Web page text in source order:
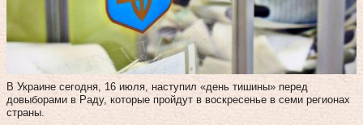
В Украине сегодня, 16 июля, наступил «день тишины» перед
довыборами в Раду, которые пройдут в воскресенье в семи регионах
страны.